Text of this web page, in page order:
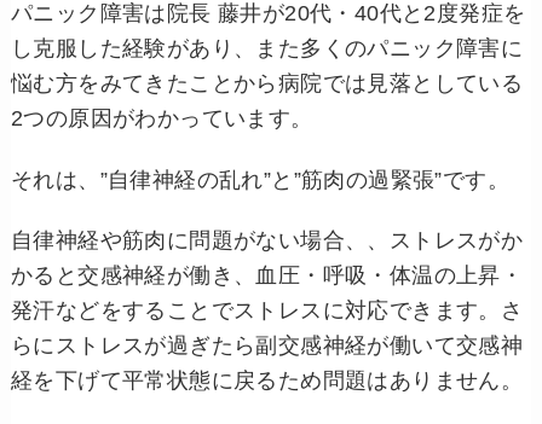
パニック障害は院長 藤井が20代・40代と2度発症を
し克服した経験があり、また多くのパニック障害に
悩む方をみてきたことから病院では見落としている
2つの原因がわかっています。
それは、”自律神経の乱れ”と”筋肉の過緊張”です。
自律神経や筋肉に問題がない場合、、ストレスがか
かると交感神経が働き、血圧・呼吸・体温の上昇・
発汗などをすることでストレスに対応できます。さ
らにストレスが過ぎたら副交感神経が働いて交感神
経を下げて平常状態に戻るため問題はありません。